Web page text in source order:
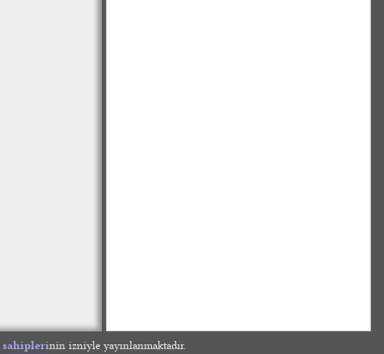
sahiplerinin izniyle yayınlanmaktadır.